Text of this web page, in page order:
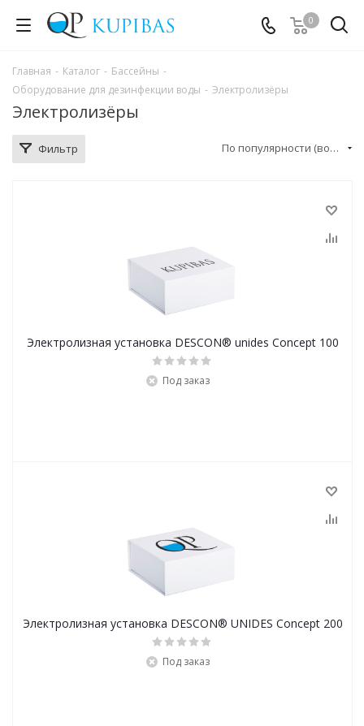
0
Главная - Каталог - Бассейны -
Оборудование для дезинфекции воды - Электролизёры
Электролизёры
Фильтр По популярности (возрастание)
Электролизная установка DESCON® unides Concept 100
Под заказ
Электролизная установка DESCON® UNIDES Concept 200
Под заказ